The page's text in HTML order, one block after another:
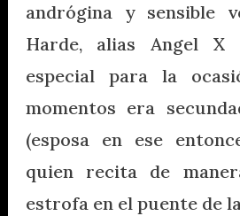
andrógina y sensible
Harde, alias Angel X
especial para la
momentos era
(esposa en ese
quien recita de
estrofa en el puente de